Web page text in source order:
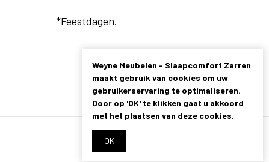
*Feestdagen.
Weyne Meubelen - Slaapcomfort Zarren
maakt gebruik van cookies om uw
gebruikerservaring te optimaliseren.
Door op 'OK' te klikken gaat u akkoord
met het plaatsen van deze cookies.
OK